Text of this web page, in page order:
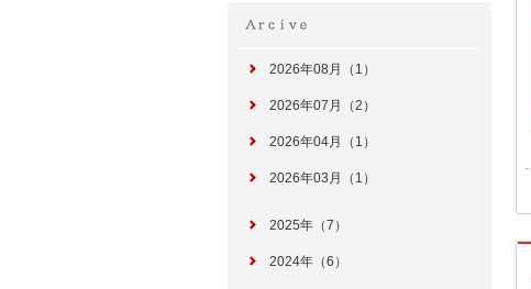
2026年08月（1）
2026年07月（2）
2026年04月（1）
2026年03月（1）
2025年（7）
2024年（6）